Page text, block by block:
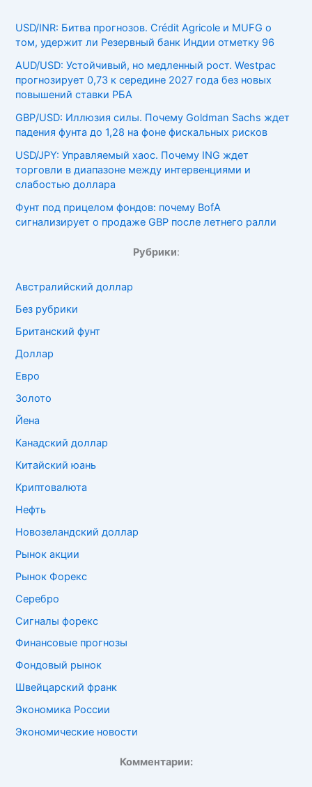
USD/INR: Битва прогнозов. Crédit Agricole и MUFG о
том, удержит ли Резервный банк Индии отметку 96
AUD/USD: Устойчивый, но медленный рост. Westpac
прогнозирует 0,73 к середине 2027 года без новых
повышений ставки РБА
GBP/USD: Иллюзия силы. Почему Goldman Sachs ждет
падения фунта до 1,28 на фоне фискальных рисков
USD/JPY: Управляемый хаос. Почему ING ждет
торговли в диапазоне между интервенциями и
слабостью доллара
Фунт под прицелом фондов: почему BofA
сигнализирует о продаже GBP после летнего ралли
Рубрики:
Австралийский доллар
Без рубрики
Британский фунт
Доллар
Евро
Золото
Йена
Канадский доллар
Китайский юань
Криптовалюта
Нефть
Новозеландский доллар
Рынок акции
Рынок Форекс
Серебро
Сигналы форекс
Финансовые прогнозы
Фондовый рынок
Швейцарский франк
Экономика России
Экономические новости
Комментарии: